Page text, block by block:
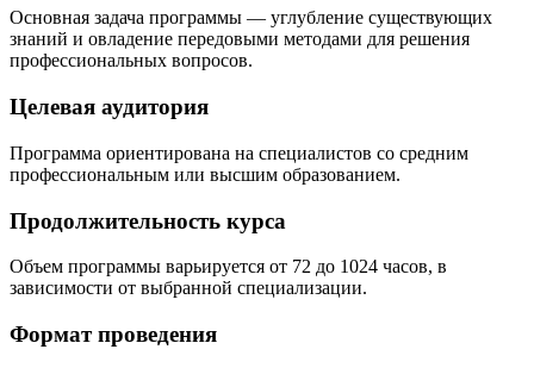
Основная задача программы — углубление существующих
знаний и овладение передовыми методами для решения
профессиональных вопросов.
Целевая аудитория
Программа ориентирована на специалистов со средним
профессиональным или высшим образованием.
Продолжительность курса
Объем программы варьируется от 72 до 1024 часов, в
зависимости от выбранной специализации.
Формат проведения